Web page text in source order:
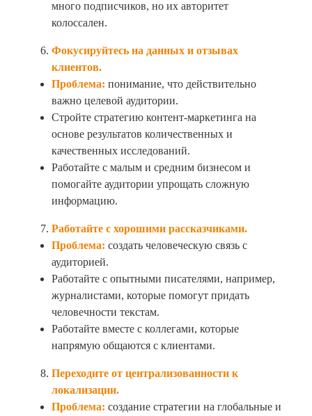
много подписчиков, но их авторитет
колоссален.
Фокусируйтесь на данных и отзывах
клиентов.
Проблема: понимание, что действительно
важно целевой аудитории.
Стройте стратегию контент-маркетинга на
основе результатов количественных и
качественных исследований.
Работайте с малым и средним бизнесом и
помогайте аудитории упрощать сложную
информацию.
Работайте с хорошими рассказчиками.
Проблема: создать человеческую связь с
аудиторией.
Работайте с опытными писателями, например,
журналистами, которые помогут придать
человечности текстам.
Работайте вместе с коллегами, которые
напрямую общаются с клиентами.
Переходите от централизованности к
локализации.
Проблема: создание стратегии на глобальные и